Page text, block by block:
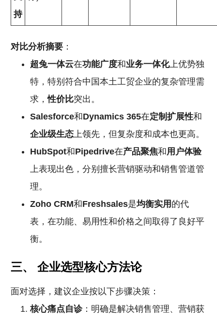
持
对比分析摘要 ：
超兔一体云在功能广度和业务一体化上优势独
特，特别符合中国本土工贸企业的复杂管理需
求，性价比突出。
Salesforce和Dynamics 365在定制扩展性和
企业级生态上领先，但复杂度和成本也更高。
HubSpot和Pipedrive在产品聚焦和用户体验
上表现出色，分别擅长营销驱动和销售管道管
理。
Zoho CRM和Freshsales是均衡实用 的代
表，在功能、易用性和价格之间取得了良好平
衡。
三、 企业选型核心方法论
面对选择，建议企业按以下步骤决策：
核心痛点自诊：明确是解决销售管理、营销获